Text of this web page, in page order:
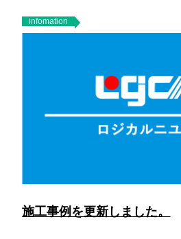
infomation
施工事例を更新しました。